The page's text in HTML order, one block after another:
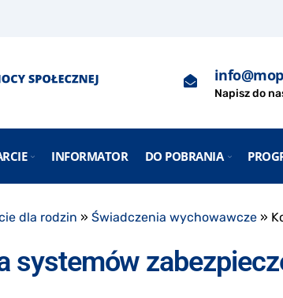
Napisz do
INFORMATOR DO POBRANIA
dla rodzin » Świadczenia wychowawcze »
systemów